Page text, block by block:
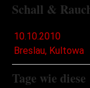
Schall &
10.10.2010
Breslau, Kultowa
Tage wie diese